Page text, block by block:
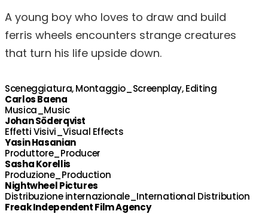
A young boy who loves to draw and build
ferris wheels encounters strange creatures
that turn his life upside down.
Sceneggiatura, Montaggio_Screenplay, Editing
Carlos Baena
Musica_Music
Johan Söderqvist
Effetti Visivi_Visual Effects
Yasin Hasanian
Produttore_Producer
Sasha Korellis
Produzione_Production
Nightwheel Pictures
Distribuzione internazionale_International Distribution
Freak Independent Film Agency